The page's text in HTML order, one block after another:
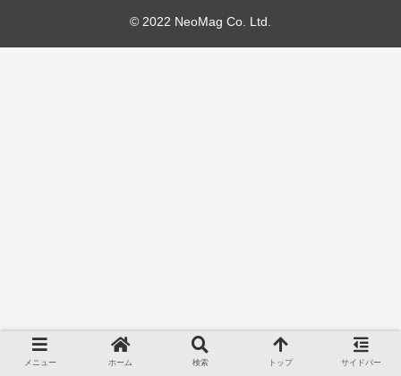
© 2022 NeoMag Co. Ltd.
メニュー ホーム 検索 トップ サイドバー